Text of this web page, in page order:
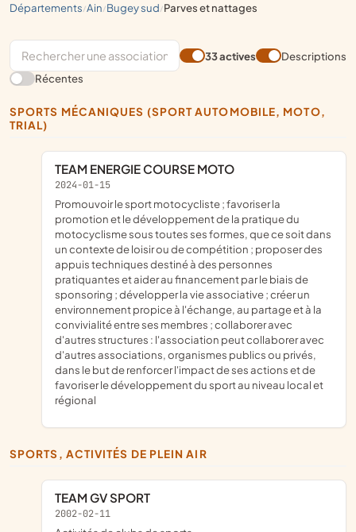
départements/ ain/ bugey sud/ parves et nattages
33 actives
Descriptions
Récentes
SPORTS MÉCANIQUES (SPORT AUTOMOBILE, MOTO,
TRIAL)
TEAM ENERGIE COURSE MOTO
2024-01-15
promouvoir le sport motocycliste ; favoriser la
promotion et le développement de la pratique du
motocyclisme sous toutes ses formes, que ce soit dans
un contexte de loisir ou de compétition ; proposer des
appuis techniques destiné à des personnes
pratiquantes et aider au financement par le biais de
sponsoring ; développer la vie associative ; créer un
environnement propice à l'échange, au partage et à la
convivialité entre ses membres ; collaborer avec
d'autres structures : l'association peut collaborer avec
d'autres associations, organismes publics ou privés,
dans le but de renforcer l'impact de ses actions et de
favoriser le développement du sport au niveau local et
régional
SPORTS, ACTIVITÉS DE PLEIN AIR
TEAM GV SPORT
2002-02-11